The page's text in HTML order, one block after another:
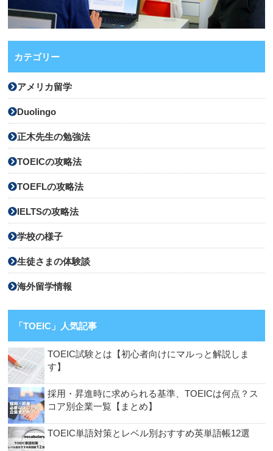
カテゴリー
アメリカ留学
Duolingo
正木先生の勉強法
TOEICの攻略法
TOEFLの攻略法
IELTSの攻略法
学校の様子
生徒さまの体験談
海外留学情報
「TOEIC」人気記事
TOEIC試験とは【初心者向けにマルっと解説しま
す】
採用・昇進時に求められる基準、TOEICは何点？ス
コア別企業一覧【まとめ】
TOEIC単語対策とレベル別おすすめ英単語帳12選